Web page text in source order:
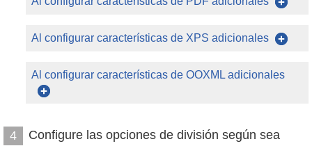
Al configurar características de XPS adicionales
Al configurar características de OOXML adicionales
4
Configure las opciones de división según sea